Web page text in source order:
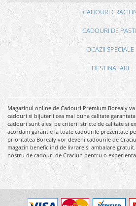
CADOURI
CADOURI DE
OCAZII SPECIALE
DESTINATARI
Magazinul online de Cadouri Premium Borealy
cadouri si bijuterii cea mai buna calitate
cadouri sunt alesi pe criterii stricte de calitate si
acordam garantie la toate cadourile prezentate
prioritatea Borealy vor deveni cadourile de
magazin beneficiind de livrare si ambalare
nostru de cadouri de Craciun pentru o